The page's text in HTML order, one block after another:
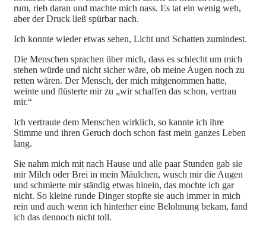
rum, rieb daran und machte mich nass. Es tat ein wenig weh,
aber der Druck ließ spürbar nach.
Ich konnte wieder etwas sehen, Licht und Schatten zumindest.
Die Menschen sprachen über mich, dass es schlecht um mich
stehen würde und nicht sicher wäre, ob meine Augen noch zu
retten wären. Der Mensch, der mich mitgenommen hatte,
weinte und flüsterte mir zu „wir schaffen das schon, vertrau
mir.“
Ich vertraute dem Menschen wirklich, so kannte ich ihre
Stimme und ihren Geruch doch schon fast mein ganzes Leben
lang.
Sie nahm mich mit nach Hause und alle paar Stunden gab sie
mir Milch oder Brei in mein Mäulchen, wusch mir die Augen
und schmierte mir ständig etwas hinein, das mochte ich gar
nicht. So kleine runde Dinger stopfte sie auch immer in mich
rein und auch wenn ich hinterher eine Belohnung bekam, fand
ich das dennoch nicht toll.